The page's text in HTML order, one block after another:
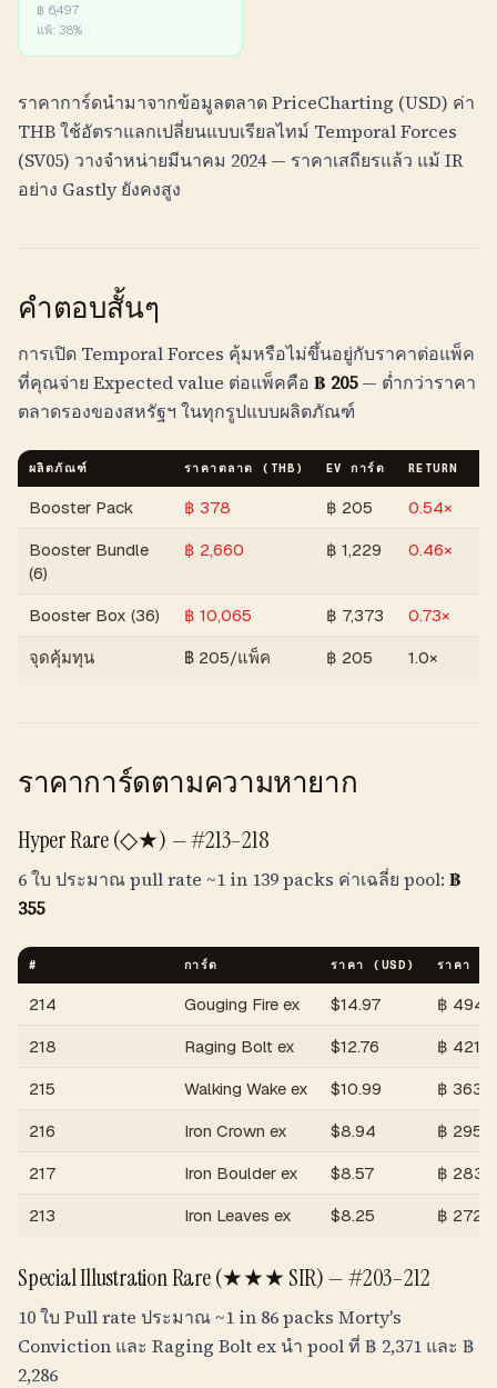
฿ 6,497
แพ้: 38%
ราคาการ์ดนำมาจากข้อมูลตลาด PriceCharting (USD) ค่า
THBใช้อัตราแลกเปลี่ยนแบบเรียลไทม์ Temporal Forces
(SV05) วางจำหน่ายมีนาคม 2024 — ราคาเสถียรแล้ว แม้ IR
อย่าง Gastly ยังคงสูง
คำตอบสั้นๆ
การเปิด Temporal Forces คุ้มหรือไม่ขึ้นอยู่กับราคาต่อแพ็ค
ที่คุณจ่าย Expected value ต่อแพ็คคือ ฿ 205— ต่ำกว่าราคา
ตลาดรองของสหรัฐฯ ในทุกรูปแบบผลิตภัณฑ์
ผลิตภัณฑ์ ราคาตลาด ( THB ) EV การ์ด RETURN
Booster Pack ฿ 378 ฿ 205 0.54×
Booster Bundle
(6)
฿ 2,660 ฿ 1,229 0.46×
Booster Box (36) ฿ 10,065 ฿ 7,373 0.73×
จุดคุ้มทุน
฿ 205/แพ็ค ฿ 205 1.0×
ราคาการ์ดตามความหายาก
Hyper Rare (◇★) — #213–218
6 ใบ ประมาณ pull rate ~1 in 139 packs ค่าเฉลี่ย pool: ฿
355
# การ์ด ราคา (USD) ราคา (
214 Gouging Fire ex $14.97 ฿ 494
218
Raging Bolt ex $12.76 ฿ 421
215
Walking Wake ex $10.99 ฿ 363
216
Iron Crown ex $8.94 ฿ 295
217
Iron Boulder ex $8.57 ฿ 283
213
Iron Leaves ex $8.25 ฿ 272
Special Illustration Rare (★★★ SIR) — #203–212
10 ใบ Pull rate ประมาณ ~1 in 86 packs Morty's
Conviction และ Raging Bolt ex นำ pool ที่ ฿ 2,371 และ ฿
2,286